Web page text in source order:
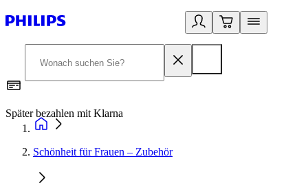
Später bezahlen mit Klarna
Schönheit für Frauen – Zubehör